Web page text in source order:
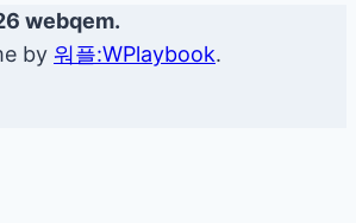
webqem.
by 워플:WPlaybook.